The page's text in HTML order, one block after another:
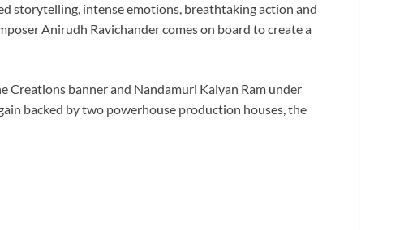
storytelling, intense emotions, breathtaking action and
Anirudh Ravichander comes on board to create a
Creations banner and Nandamuri Kalyan Ram under
backed by two powerhouse production houses, the